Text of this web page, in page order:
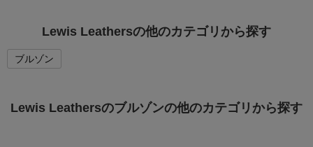
Lewis Leathersの他のカテゴリから探す
ブルゾン
Lewis Leathersのブルゾンの他のカテゴリから探す